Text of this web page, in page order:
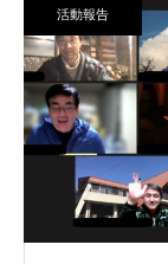
活動報告